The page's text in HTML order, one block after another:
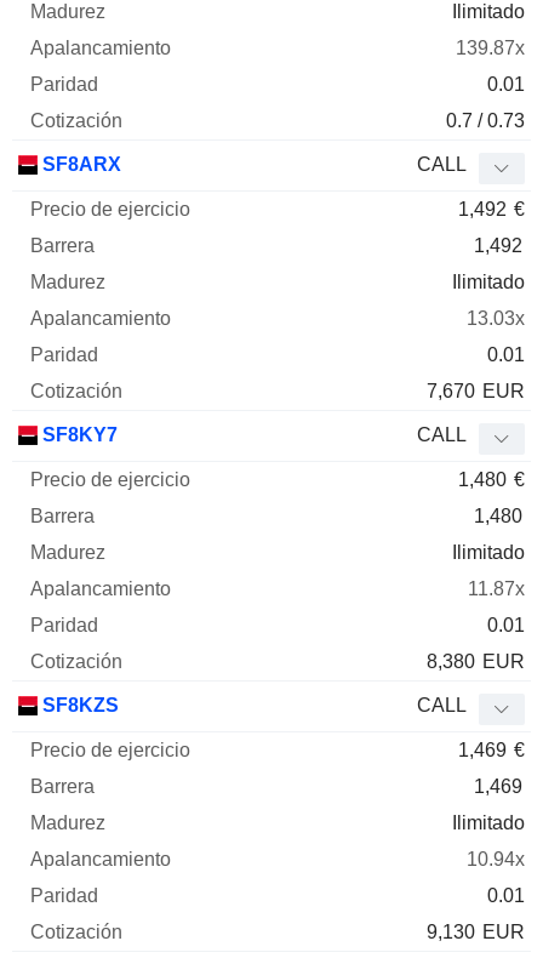
Ilimitado
139.87x
0.01
0.7 / 0.73
SF8ARX CALL
1,492 €
1,492
Ilimitado
13.03x
0.01
7,670 EUR
SF8KY7 CALL
1,480 €
1,480
Ilimitado
11.87x
0.01
8,380 EUR
SF8KZS CALL
1,469 €
1,469
Ilimitado
10.94x
0.01
9,130 EUR